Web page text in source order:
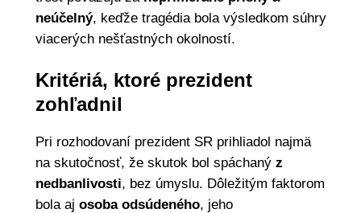
neúčelný, keďže tragédia bola výsledkom súhry
viacerých nešťastných okolností.
Kritériá, ktoré prezident
zohľadnil
Pri rozhodovaní prezident SR prihliadol najmä
na skutočnosť, že skutok bol spáchaný z
nedbanlivosti, bez úmyslu. Dôležitým faktorom
bola aj osoba odsúdeného, jeho